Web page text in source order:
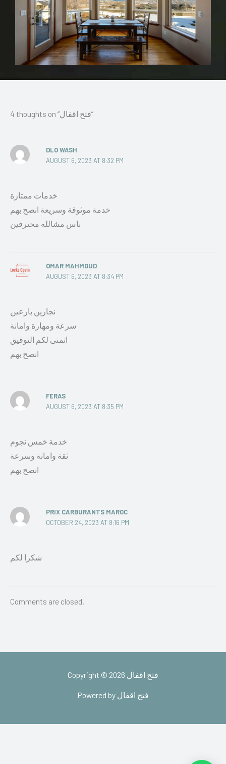
4 thoughts on “فتح اقفال”
DLO WASH
AUGUST 6, 2023 AT 8:32 PM
خدمات ممتازة
خدمة موثوقة وسريعة انصح بهم
ناس مشالله محترفين
OMAR MAHMOUD
AUGUST 6, 2023 AT 8:34 PM
نجارين بارعين
سرعة ومهارة وامانة
اتمنى لكم التوفيق
انصح بهم
FERAS
AUGUST 6, 2023 AT 8:35 PM
خدمة خمس نجوم
ثقة وامانة وسرعة
انصح بهم
PRIX CARBURANTS MAROC
OCTOBER 24, 2023 AT 8:16 PM
شكرا لكم
Comments are closed.
Copyright © 2026 فتح اقفال
Powered by فتح اقفال